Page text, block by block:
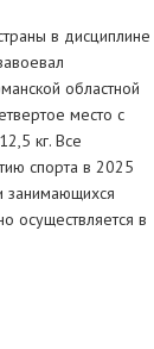
в дисциплине
областной
место с
кг. Все
спорта в 2025
занимающихся
осуществляется в